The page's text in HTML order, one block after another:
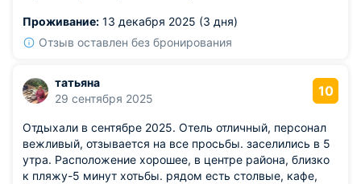
Проживание: 13 декабря 2025 (3 дня)
Отзыв оставлен без бронирования
татьяна
29 сентября 2025
10
Отдыхали в сентябре 2025. Отель отличный, персонал
вежливый, отзывается на все просьбы. заселились в 5
утра. Расположение хорошее, в центре района, близко
к пляжу-5 минут хотьбы. рядом есть столвые, кафе,